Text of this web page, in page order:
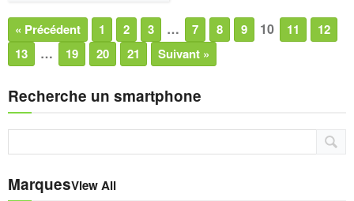
« Précédent 1 2 3 … 7 8 9 10 11
12
13
… 19 20 21 Suivant »
Recherche un smartphone
MarquesView All